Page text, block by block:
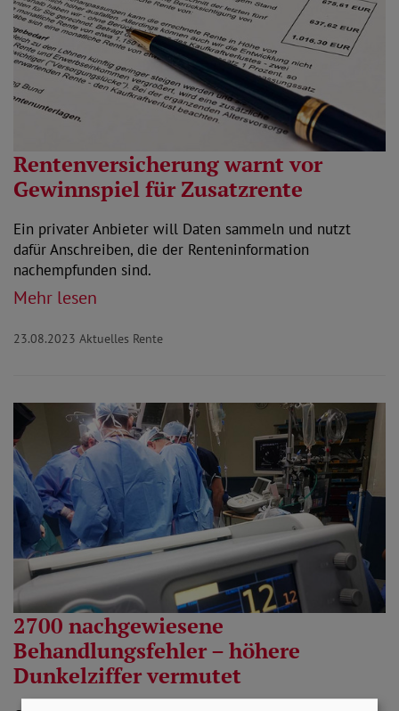
Rentenversicherung warnt vor
Gewinnspiel für Zusatzrente
Ein privater Anbieter will Daten sammeln und nutzt
dafür Anschreiben, die der Renteninformation
nachempfunden sind.
Mehr lesen
23.08.2023 Aktuelles Rente
2700 nachgewiesene
Behandlungsfehler – höhere
Dunkelziffer vermutet